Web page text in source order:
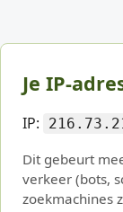
Je IP-
IP:
Dit gebeurt
verkeer (bots,
zoekmachines